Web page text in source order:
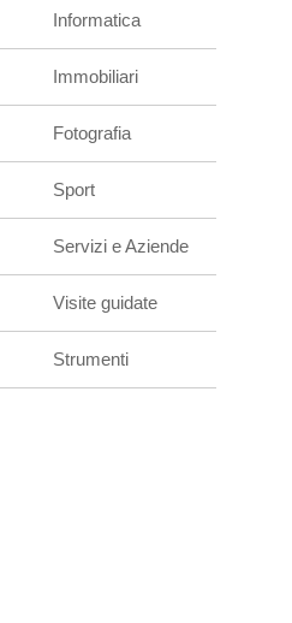
Informatica
Immobiliari
Fotografia
Sport
Servizi e Aziende
Visite guidate
Strumenti